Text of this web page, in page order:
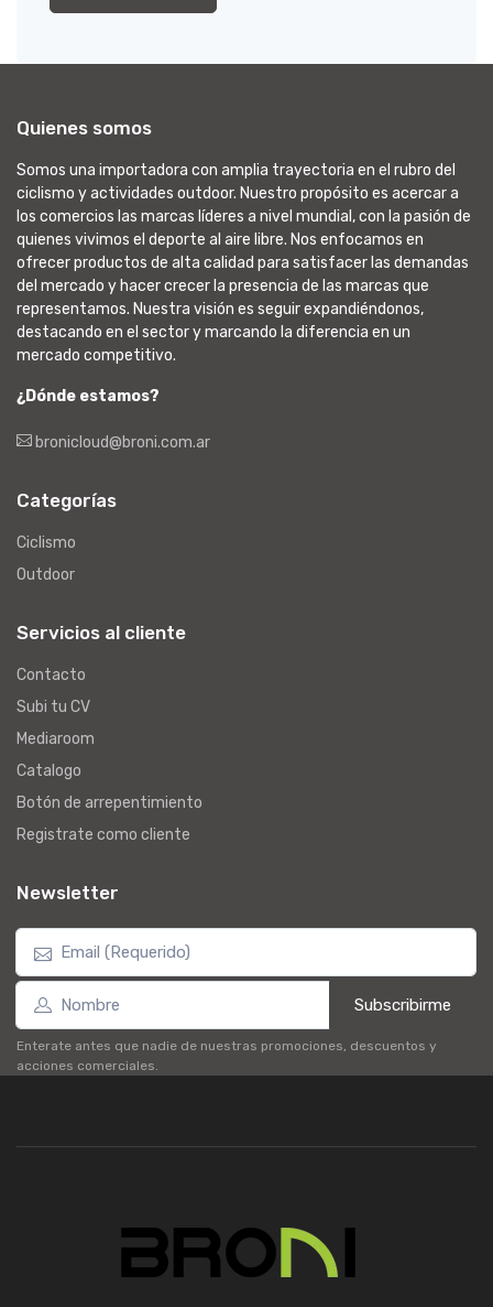
Quienes somos
Somos una importadora con amplia trayectoria en el rubro del
ciclismo y actividades outdoor. Nuestro propósito es acercar a
los comercios las marcas líderes a nivel mundial, con la pasión de
quienes vivimos el deporte al aire libre. Nos enfocamos en
ofrecer productos de alta calidad para satisfacer las demandas
del mercado y hacer crecer la presencia de las marcas que
representamos. Nuestra visión es seguir expandiéndonos,
destacando en el sector y marcando la diferencia en un
mercado competitivo.
¿Dónde estamos?
bronicloud@broni.com.ar
Categorías
Ciclismo
Outdoor
Servicios al cliente
Contacto
Subi tu CV
Mediaroom
Catalogo
Botón de arrepentimiento
Registrate como cliente
Newsletter
Subscribirme
Enterate antes que nadie de nuestras promociones, descuentos y
acciones comerciales.